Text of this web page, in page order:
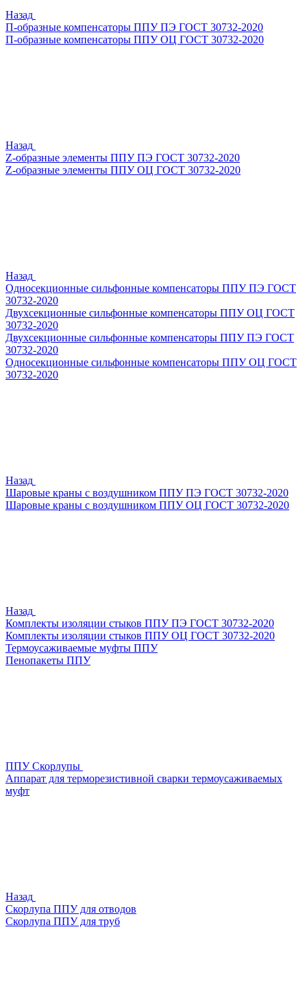
Назад
П-образные компенсаторы ППУ ПЭ ГОСТ 30732-2020
П-образные компенсаторы ППУ ОЦ ГОСТ 30732-2020
Назад
Z-образные элементы ППУ ПЭ ГОСТ 30732-2020
Z-образные элементы ППУ ОЦ ГОСТ 30732-2020
Назад
Односекционные сильфонные компенсаторы ППУ ПЭ ГОСТ
30732-2020
Двухсекционные сильфонные компенсаторы ППУ ОЦ ГОСТ
30732-2020
Двухсекционные сильфонные компенсаторы ППУ ПЭ ГОСТ
30732-2020
Односекционные сильфонные компенсаторы ППУ ОЦ ГОСТ
30732-2020
Назад
Шаровые краны с воздушником ППУ ПЭ ГОСТ 30732-2020
Шаровые краны с воздушником ППУ ОЦ ГОСТ 30732-2020
Назад
Комплекты изоляции стыков ППУ ПЭ ГОСТ 30732-2020
Комплекты изоляции стыков ППУ ОЦ ГОСТ 30732-2020
Термоусаживаемые муфты ППУ
Пенопакеты ППУ
ППУ Скорлупы
Аппарат для терморезистивной сварки термоусаживаемых
муфт
Назад
Скорлупа ППУ для отводов
Скорлупа ППУ для труб